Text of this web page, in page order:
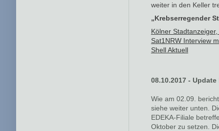
weiter in den Keller
„Krebserregender
Kölner
Sat1NRW Interview
Shell Aktuell
08.10.2017 -
Wie am 02.09.
siehe weiter unten.
EDEKA-Filiale
Oktober zu setzen.